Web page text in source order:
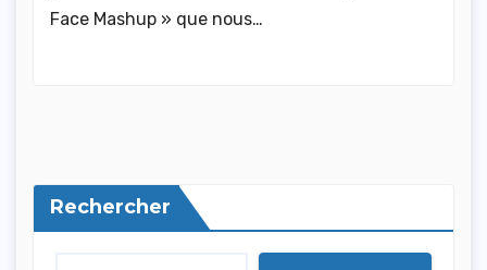
Face Mashup » que nous…
Rechercher